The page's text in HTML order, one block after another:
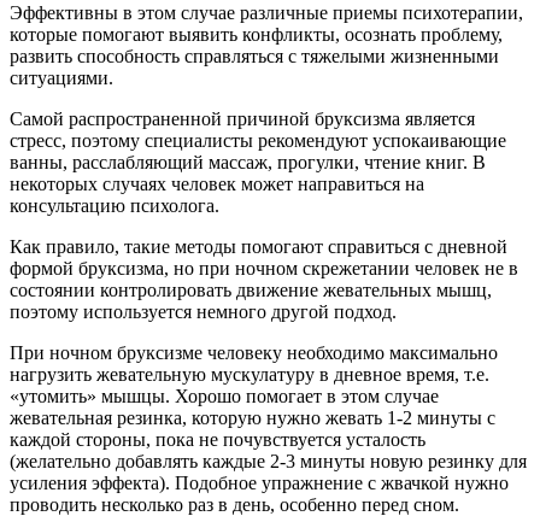
Эффективны в этом случае различные приемы психотерапии,
которые помогают выявить конфликты, осознать проблему,
развить способность справляться с тяжелыми жизненными
ситуациями.
Самой распространенной причиной бруксизма является
стресс, поэтому специалисты рекомендуют успокаивающие
ванны, расслабляющий массаж, прогулки, чтение книг. В
некоторых случаях человек может направиться на
консультацию психолога.
Как правило, такие методы помогают справиться с дневной
формой бруксизма, но при ночном скрежетании человек не в
состоянии контролировать движение жевательных мышц,
поэтому используется немного другой подход.
При ночном бруксизме человеку необходимо максимально
нагрузить жевательную мускулатуру в дневное время, т.е.
«утомить» мышцы. Хорошо помогает в этом случае
жевательная резинка, которую нужно жевать 1-2 минуты с
каждой стороны, пока не почувствуется усталость
(желательно добавлять каждые 2-3 минуты новую резинку для
усиления эффекта). Подобное упражнение с жвачкой нужно
проводить несколько раз в день, особенно перед сном.